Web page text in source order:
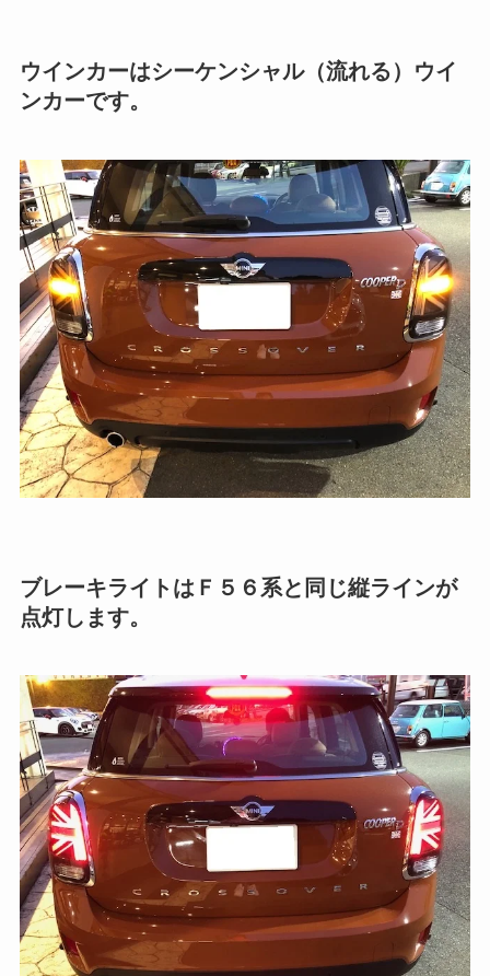
ウインカーはシーケンシャル（流れる）ウイ
ンカーです。
ブレーキライトはＦ５６系と同じ縦ラインが
点灯します。